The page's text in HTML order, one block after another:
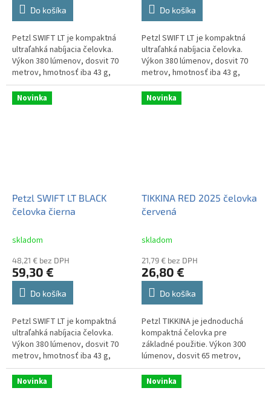
Do košíka
Petzl SWIFT LT je kompaktná
ultraľahká nabíjacia čelovka.
Výkon 380 lúmenov, dosvit 70
metrov, hmotnosť iba 43 g,
nabíjací akumulátor CORE,
vodotesnosť IPX4. Prevedenie v
bielom...
Do košíka
Petzl SWIFT LT je kompaktná
ultraľahká nabíjacia čelovka.
Výkon 380 lúmenov, dosvit 70
metrov, hmotnosť iba 43 g,
nabíjací akumulátor CORE,
vodotesnosť IPX4. Prevedenie
v...
Novinka
Petzl SWIFT LT BLACK
čelovka čierna
skladom
48,21 € bez DPH
59,30 €
Do košíka
Petzl SWIFT LT je kompaktná
ultraľahká nabíjacia čelovka.
Výkon 380 lúmenov, dosvit 70
metrov, hmotnosť iba 43 g,
nabíjací akumulátor CORE,
vodotesnosť IPX4. Prevedenie
v...
Novinka
TIKKINA RED 2025 čelovka
červená
skladom
21,79 € bez DPH
26,80 €
Do košíka
Petzl TIKKINA je jednoduchá
kompaktná čelovka pre
základné použitie. Výkon 300
lúmenov, dosvit 65 metrov,
hmotnosť iba 92 g, napájanie 3x
AAA. Prevedenie v červenom
dizajne.
Novinka Novinka